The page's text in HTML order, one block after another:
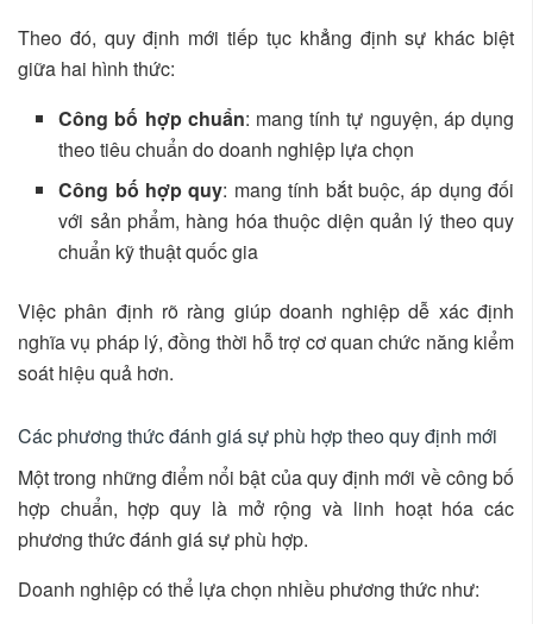
Theo đó, quy định mới tiếp tục khẳng định sự khác biệt
giữa hai hình thức:
Công bố hợp chuẩn: mang tính tự nguyện, áp dụng
theo tiêu chuẩn do doanh nghiệp lựa chọn
Công bố hợp quy: mang tính bắt buộc, áp dụng đối
với sản phẩm, hàng hóa thuộc diện quản lý theo quy
chuẩn kỹ thuật quốc gia
Việc phân định rõ ràng giúp doanh nghiệp dễ xác định
nghĩa vụ pháp lý, đồng thời hỗ trợ cơ quan chức năng kiểm
soát hiệu quả hơn.
Các phương thức đánh giá sự phù hợp theo quy định mới
Một trong những điểm nổi bật của quy định mới về công bố
hợp chuẩn, hợp quy là mở rộng và linh hoạt hóa các
phương thức đánh giá sự phù hợp.
Doanh nghiệp có thể lựa chọn nhiều phương thức như: